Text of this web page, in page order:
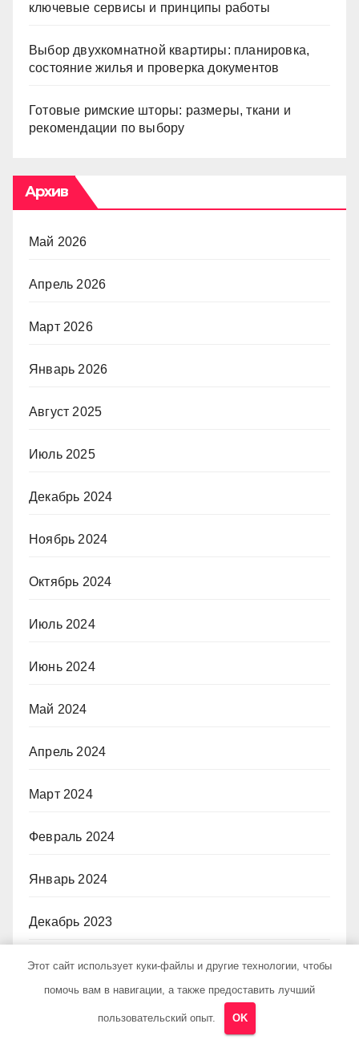
ключевые сервисы и принципы работы
Выбор двухкомнатной квартиры: планировка,
состояние жилья и проверка документов
Готовые римские шторы: размеры, ткани и
рекомендации по выбору
Архив
Май 2026
Апрель 2026
Март 2026
Январь 2026
Август 2025
Июль 2025
Декабрь 2024
Ноябрь 2024
Октябрь 2024
Июль 2024
Июнь 2024
Май 2024
Апрель 2024
Март 2024
Февраль 2024
Январь 2024
Декабрь 2023
Ноябрь 2023
Этот сайт использует куки-файлы и другие технологии, чтобы
помочь вам в навигации, а также предоставить лучший
пользовательский опыт. OK